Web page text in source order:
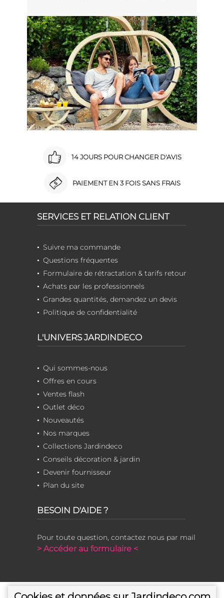
14 JOURS POUR CHANGER D'AVIS
PAIEMENT EN 3 FOIS SANS FRAIS
SERVICES ET RELATION CLIENT
Suivre ma commande
Questions fréquentes
Formulaire de rétractation & tarifs retour
Achats par les professionnels
Grandes quantités, demandez un devis
Politique de confidentialité
L'UNIVERS JARDINDECO
Qui sommes-nous
Offres en cours
Ventes flash
Outlet déco
Nouveautés
Nos marques
Collections Jardindeco
Conseils décoration & jardin
Devenir fournisseur
Plan du site
BESOIN D'AIDE ?
Pour toute question, contactez nous par mail
> Accéder au formulaire <